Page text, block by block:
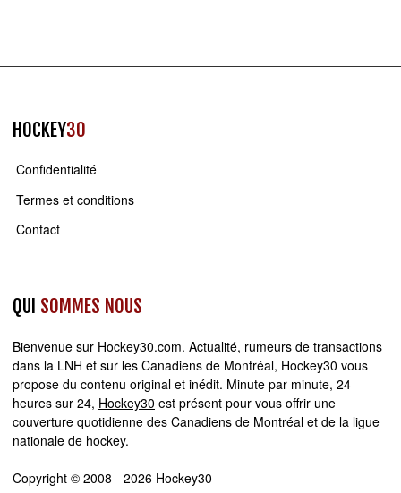
HOCKEY30
Confidentialité
Termes et conditions
Contact
QUI SOMMES NOUS
Bienvenue sur Hockey30.com. Actualité, rumeurs de transactions
dans la LNH et sur les Canadiens de Montréal, Hockey30 vous
propose du contenu original et inédit. Minute par minute, 24
heures sur 24, Hockey30 est présent pour vous offrir une
couverture quotidienne des Canadiens de Montréal et de la ligue
nationale de hockey.
Copyright © 2008 - 2026 Hockey30